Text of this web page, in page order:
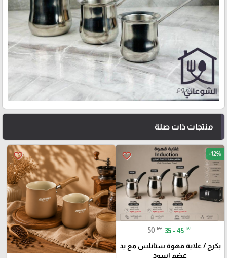
منتجات ذات صلة
favorite_border -12%
50 ₪ 35 - 45 ₪
بكرج / غلاية قهوة ستانلس مع يد
عضم اسود
favorite_border